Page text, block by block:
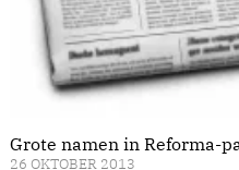
Grote namen in Reforma-
26 OKTOBER 2013